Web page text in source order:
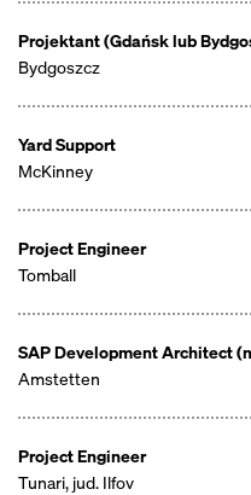
Projektant (Gdańsk lub
Bydgoszcz
Yard Support
McKinney
Project Engineer
Tomball
SAP Development Architect
Amstetten
Project Engineer
Tunari, jud. Ilfov